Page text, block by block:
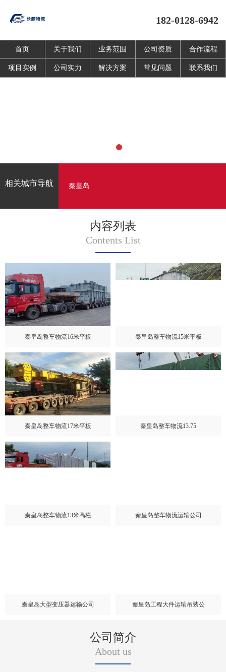
182-0128-6942
首页 关于我们 业务范围 公司资质 合作流程
项目实例 公司实力 解决方案 常见问题 联系我们
相关城市导航 秦皇岛
内容列表
Contents List
秦皇岛整车物流16米平板 秦皇岛整车物流15米平板
秦皇岛整车物流17米平板 秦皇岛整车物流13.75
秦皇岛整车物流13米高栏 秦皇岛整车物流运输公司
秦皇岛大型变压器运输公司 秦皇岛工程大件运输吊装公
公司简介
About us